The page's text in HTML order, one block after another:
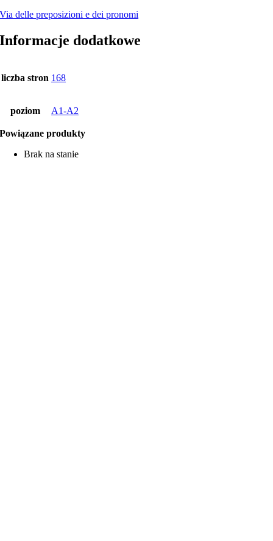
Via delle preposizioni e dei pronomi
Informacje dodatkowe
liczba stron 168
poziom A1-A2
Powiązane produkty
Brak na stanie